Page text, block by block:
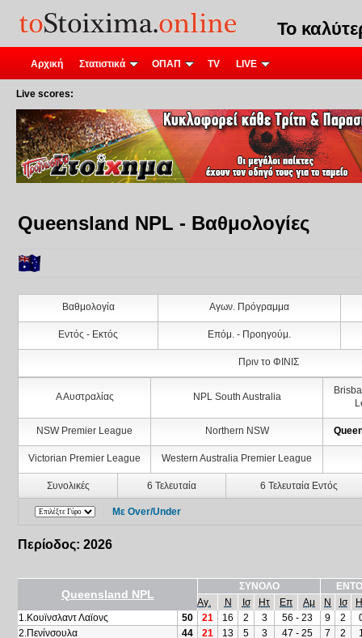
Το
Αρχική Στατιστικά ΟΠΑΠ TV LIVE
Live scores:
Queensland NPL - Βαθμολογίες
Βαθμολογία Αγων. Πρόγραμμα
Εντός - Εκτός Επόμ. - Προηγούμ.
Πριν το ΦΙΝΙΣ
Α Αυστραλίας ΝPL South Australia
NSW Premier League Northern NSW
Victorian Premier League Western Australia Premier League
Συνολικές 6 Τελευταία 6 Τελευταία Εντός
Με Over/Under
Περίοδος: 2026
Queensland NPL
ΣΥΝΟΛΟ
Αγ.
Ν Ισ Ητ Επ Αμ Ν Ισ
1.Κουϊνσλαντ Λαϊονς
50 21 16 2 3 56 - 23 9 2
2.Πενίνσουλα
44 21 13 5 3 47 - 25 7 2